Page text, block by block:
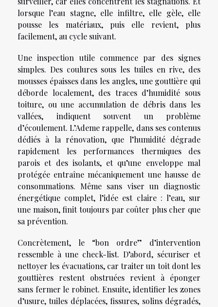
lorsque l’eau stagne, elle infiltre, elle gèle, elle
pousse les matériaux, puis elle revient, plus
facilement, au cycle suivant.
Une inspection utile commence par des signes
simples. Des coulures sous les tuiles en rive, des
mousses épaisses dans les angles, une gouttière qui
déborde localement, des traces d’humidité sous
toiture, ou une accumulation de débris dans les
vallées, indiquent souvent un problème
d’écoulement. L’Ademe rappelle, dans ses contenus
dédiés à la rénovation, que l’humidité dégrade
rapidement les performances thermiques des
parois et des isolants, et qu’une enveloppe mal
protégée entraîne mécaniquement une hausse de
consommations. Même sans viser un diagnostic
énergétique complet, l’idée est claire : l’eau, sur
une maison, finit toujours par coûter plus cher que
sa prévention.
Concrètement, le “bon ordre” d’intervention
ressemble à une check-list. D’abord, sécuriser et
nettoyer les évacuations, car traiter un toit dont les
gouttières restent obstruées revient à éponger
sans fermer le robinet. Ensuite, identifier les zones
d’usure, tuiles déplacées, fissures, solins dégradés,